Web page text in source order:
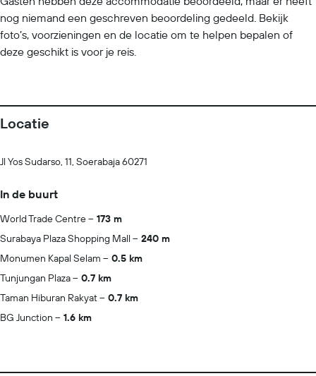
nog niemand een geschreven beoordeling gedeeld. Bekijk
foto’s, voorzieningen en de locatie om te helpen bepalen of
deze geschikt is voor je reis.
Locatie
Jl Yos Sudarso, 11, Soerabaja 60271
In de buurt
World Trade Centre
173 m
Surabaya Plaza Shopping Mall
240 m
Monumen Kapal Selam
0.5 km
Tunjungan Plaza
0.7 km
Taman Hiburan Rakyat
0.7 km
BG Junction
1.6 km